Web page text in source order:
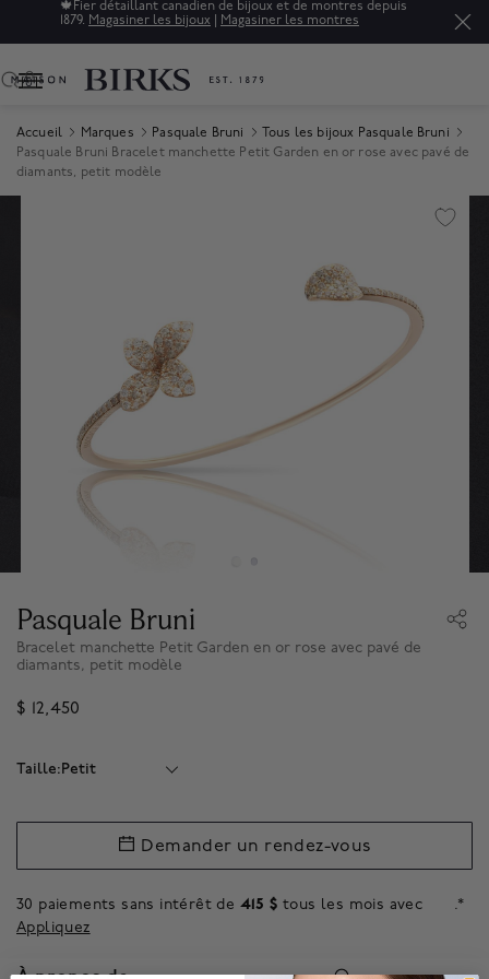
🍁 Fier détaillant canadien de bijoux et de montres depuis
1879. Magasiner les bijoux Magasiner les montres
0
Accueil Marques Pasquale Bruni
Tous les bijoux Pasquale Bruni
Pasquale Bruni Bracelet manchette Petit Garden en or rose avec pavé de
diamants, petit modèle
Pasquale Bruni
Bracelet manchette Petit Garden en or rose avec pavé de
diamants, petit modèle
$ 12,450
Taille:Petit
30 paiements sans intérêt de 415 $ tous les mois avec
.*
Appliquez
Demander un rendez-vous